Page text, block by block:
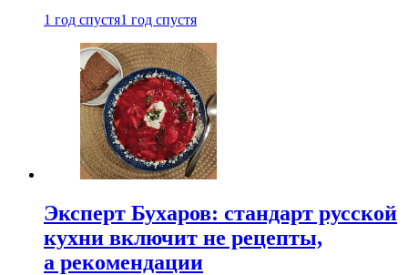
1 год спустя1 год спустя
Эксперт Бухаров: стандарт русской
кухни включит не рецепты,
а рекомендации